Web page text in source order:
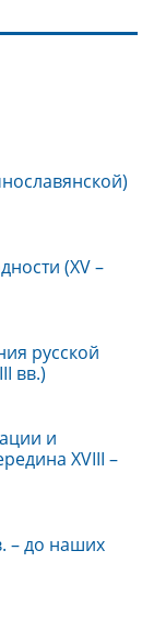
(XV –
русской
вв.)
и
XVIII –
– до наших